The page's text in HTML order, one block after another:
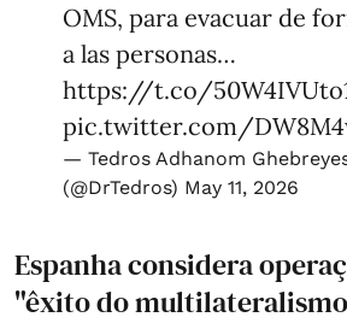
OMS, para evacuar de
a las personas…
https://t.co/
pic.twitter.com/
— Tedros Adhanom
(@DrTedros) May 11, 2026
Espanha considera
"êxito do